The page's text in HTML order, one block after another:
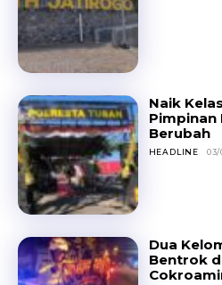
Naik
Pimpinan
Berubah
HEADLINE 03/
Dua
Bentrok